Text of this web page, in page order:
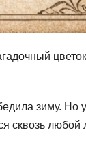
зиму. Но у
сквозь любой